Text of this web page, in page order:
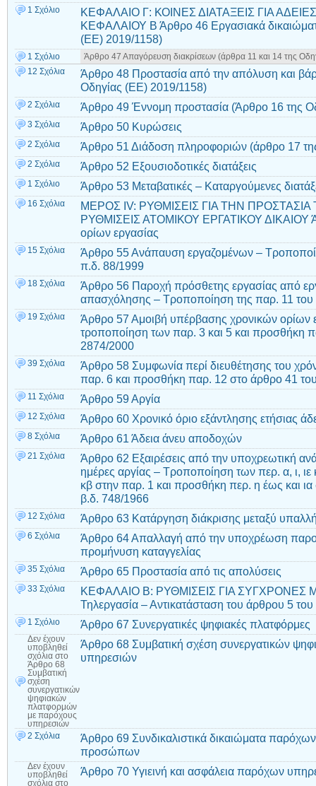
1 Σχόλιο
ΚΕΦΑΛΑΙΟ Γ: ΚΟΙΝΕΣ ΔΙΑΤΑΞΕΙΣ ΓΙΑ
ΚΕΦΑΛΑΙΟΥ Β Άρθρο 46 Εργασιακά
(EE) 2019/1158)
1 Σχόλιο
Άρθρο 47 Απαγόρευση διακρίσεων (άρθρα 11 και 14 της
12 Σχόλια
Άρθρο 48 Προστασία από την απόλυση και
Οδηγίας (EE) 2019/1158)
2 Σχόλια Άρθρο 49 Έννομη προστασία (Άρθρο 16 της
3 Σχόλια Άρθρο 50 Κυρώσεις
2 Σχόλια Άρθρο 51 Διάδοση πληροφοριών (άρθρο 17
2 Σχόλια Άρθρο 52 Εξουσιοδοτικές διατάξεις
1 Σχόλιο Άρθρο 53 Μεταβατικές – Καταργούμενες
16 Σχόλια
ΜΕΡΟΣ ΙV: ΡΥΘΜΙΣΕΙΣ ΓΙΑ ΤΗΝ
ΡΥΘΜΙΣΕΙΣ ΑΤΟΜΙΚΟΥ ΕΡΓΑΤΙΚΟΥ ΔΙΚΑΙΟΥ
ορίων εργασίας
15 Σχόλια
Άρθρο 55 Ανάπαυση εργαζομένων –
π.δ. 88/1999
18 Σχόλια
Άρθρο 56 Παροχή πρόσθετης εργασίας από
απασχόλησης – Τροποποίηση της παρ. 11
19 Σχόλια
Άρθρο 57 Αμοιβή υπέρβασης χρονικών ορίων
τροποποίηση των παρ. 3 και 5 και προσθήκη
2874/2000
39 Σχόλια
Άρθρο 58 Συμφωνία περί διευθέτησης του
παρ. 6 και προσθήκη παρ. 12 στο άρθρο 41
11 Σχόλια Άρθρο 59 Αργία
12 Σχόλια Άρθρο 60 Χρονικό όριο εξάντλησης ετήσιας
8 Σχόλια Άρθρο 61 Άδεια άνευ αποδοχών
21 Σχόλια
Άρθρο 62 Εξαιρέσεις από την υποχρεωτική
ημέρες αργίας – Τροποποίηση των περ. α, ι, ιε
κβ στην παρ. 1 και προσθήκη περ. η έως και
β.δ. 748/1966
12 Σχόλια Άρθρο 63 Κατάργηση διάκρισης μεταξύ
6 Σχόλια
Άρθρο 64 Απαλλαγή από την υποχρέωση
προμήνυση καταγγελίας
35 Σχόλια Άρθρο 65 Προστασία από τις απολύσεις
33 Σχόλια
ΚΕΦΑΛΑΙΟ Β: ΡΥΘΜΙΣΕΙΣ ΓΙΑ ΣΥΓΧΡΟΝΕΣ
Τηλεργασία – Αντικατάσταση του άρθρου 5
1 Σχόλιο Άρθρο 67 Συνεργατικές ψηφιακές πλατφόρμες
Δεν έχουν
υποβληθεί
σχόλια στο
Άρθρο 68
Συμβατική
σχέση
συνεργατικών
ψηφιακών
πλατφορμών
με παρόχους
υπηρεσιών
Άρθρο 68 Συμβατική σχέση συνεργατικών
υπηρεσιών
2 Σχόλια
Άρθρο 69 Συνδικαλιστικά δικαιώματα
προσώπων
Δεν έχουν
υποβληθεί
σχόλια στο
Άρθρο 70 Υγιεινή και ασφάλεια παρόχων